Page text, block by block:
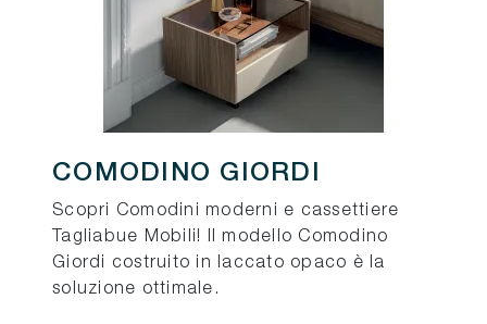
COMODINO GIORDI
Scopri Comodini moderni e cassettiere
Tagliabue Mobili! Il modello Comodino
Giordi costruito in laccato opaco è la
soluzione ottimale.